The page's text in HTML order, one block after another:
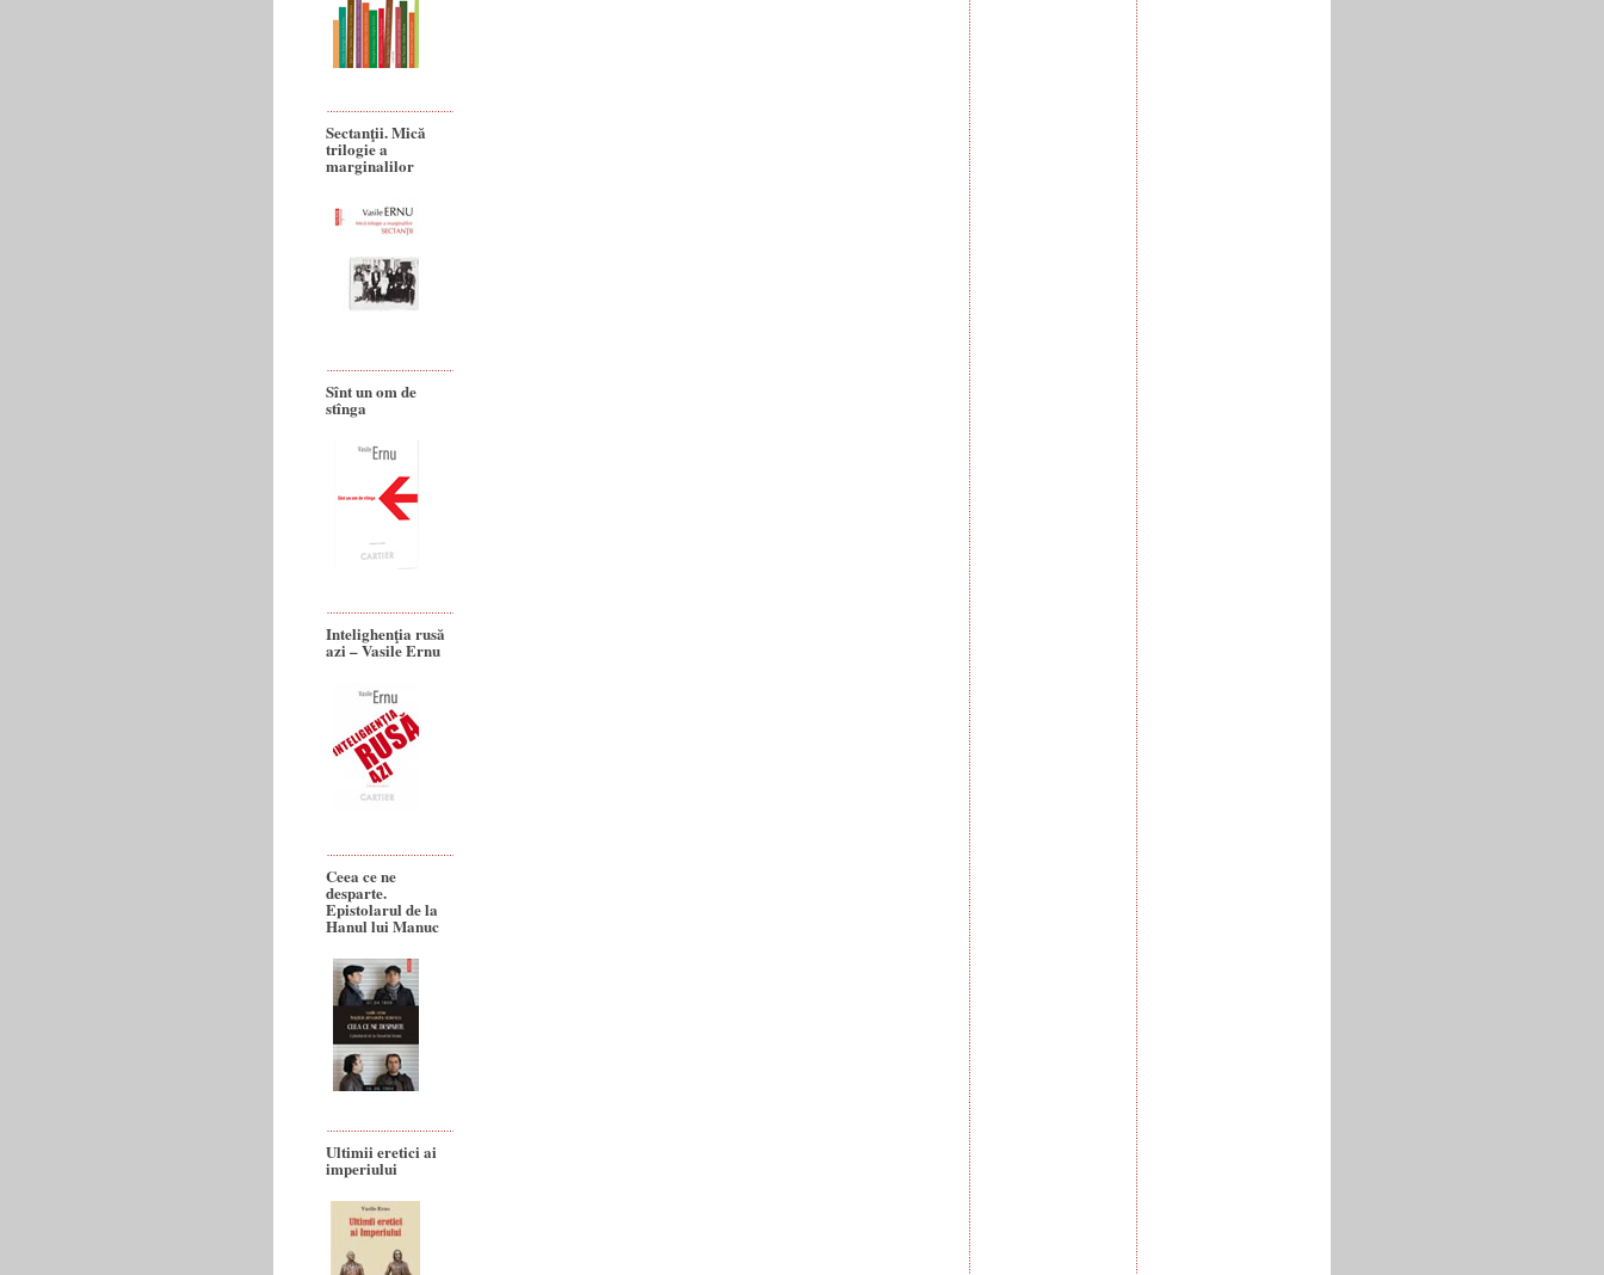
Sectanţii. Mică
trilogie a
marginalilor
Sînt un om de
stînga
Intelighenţia rusă
azi – Vasile Ernu
Ceea ce ne
desparte.
Epistolarul de la
Hanul lui Manuc
Ultimii eretici ai
imperiului